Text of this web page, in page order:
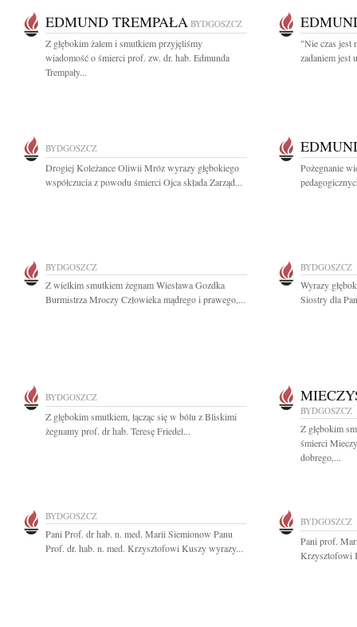
EDMUND TREMPAŁA BYDGOSZCZ
Z głębokim żalem i smutkiem przyjęliśmy
wiadomość o śmierci prof. zw. dr. hab. Edmunda
Trempały...
"Nie czas jest
zadaniem jest
BYDGOSZCZ
Drogiej Koleżance Oliwii Mróz wyrazy głębokiego
współczucia z powodu śmierci Ojca składa Zarząd...
Pożegnanie
BYDGOSZCZ
Z wielkim smutkiem żegnam Wiesława Gozdka
Burmistrza Mroczy Człowieka mądrego i prawego,...
BYDGOSZCZ
Wyrazy
Siostry dla
BYDGOSZCZ
Z głębokim smutkiem, łącząc się w bólu z Bliskimi
żegnamy prof. dr hab. Teresę Friedel...
BYDGOSZCZ
Z głębokim
śmierci
dobrego,...
BYDGOSZCZ
Pani Prof. dr hab. n. med. Marii Siemionow Panu
Prof. dr. hab. n. med. Krzysztofowi Kuszy wyrazy...
BYDGOSZCZ
Pani prof.
Krzysztofowi